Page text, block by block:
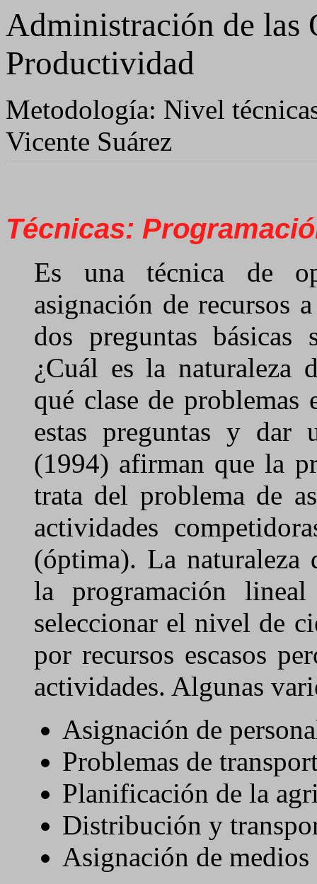
Administración de las
Productividad
Metodología: Nivel
Vicente Suárez
Técnicas:
Es una técnica de
asignación de recursos
dos preguntas
¿Cuál es la naturaleza
qué clase de problemas
estas preguntas y dar
(1994) afirman que la
trata del problema de
actividades
(óptima). La naturaleza
la programación
seleccionar el nivel de
por recursos escasos
actividades. Algunas
Asignación de
Problemas de
Planificación de la
Distribución y
Asignación de